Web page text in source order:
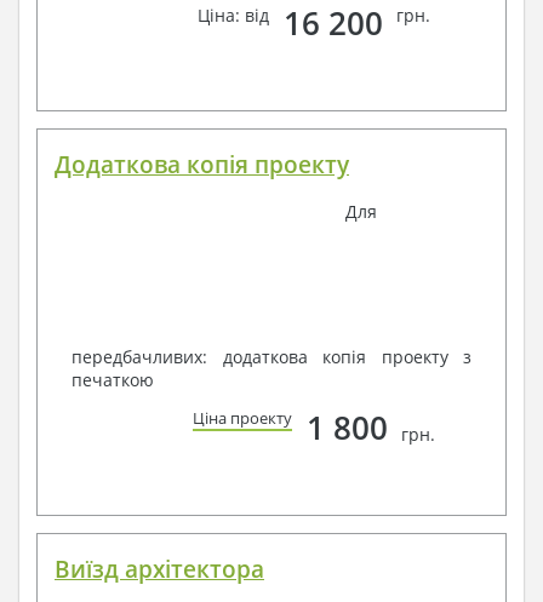
Ціна: від 16 200 грн.
Додаткова копія проекту
Для
передбачливих: додаткова копія проекту з
печаткою
Ціна проекту 1 800 грн.
Виїзд архітектора